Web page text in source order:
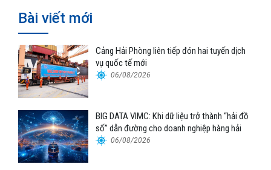
Bài viết mới
Cảng Hải Phòng liên tiếp đón hai tuyến dịch
vụ quốc tế mới
06/08/2026
BIG DATA VIMC: Khi dữ liệu trở thành “hải đồ
số” dẫn đường cho doanh nghiệp hàng hải
06/08/2026